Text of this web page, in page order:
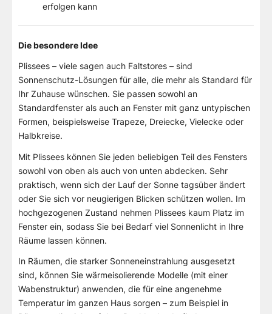
erfolgen kann
Die besondere Idee
Plissees – viele sagen auch Faltstores – sind
Sonnenschutz-Lösungen für alle, die mehr als Standard für
Ihr Zuhause wünschen. Sie passen sowohl an
Standardfenster als auch an Fenster mit ganz untypischen
Formen, beispielsweise Trapeze, Dreiecke, Vielecke oder
Halbkreise.
Mit Plissees können Sie jeden beliebigen Teil des Fensters
sowohl von oben als auch von unten abdecken. Sehr
praktisch, wenn sich der Lauf der Sonne tagsüber ändert
oder Sie sich vor neugierigen Blicken schützen wollen. Im
hochgezogenen Zustand nehmen Plissees kaum Platz im
Fenster ein, sodass Sie bei Bedarf viel Sonnenlicht in Ihre
Räume lassen können.
In Räumen, die starker Sonneneinstrahlung ausgesetzt
sind, können Sie wärmeisolierende Modelle (mit einer
Wabenstruktur) anwenden, die für eine angenehme
Temperatur im ganzen Haus sorgen – zum Beispiel in